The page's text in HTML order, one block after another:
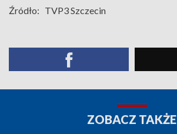
Źródło: TVP3 Szczecin
ZOBACZ TAKŻE